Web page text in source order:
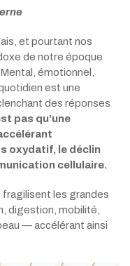
et pourtant nos
de notre époque
émotionnel,
est une
des réponses
pas qu’une
oxydatif, le déclin
cellulaire.
les grandes
digestion, mobilité,
— accélérant ainsi